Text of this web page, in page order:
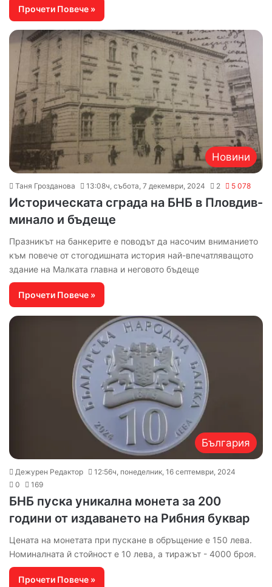
Прочети Повече »
Новини
Таня Грозданова 13:08ч, събота, 7 декември, 2024 2 5 078
Историческата сграда на БНБ в Пловдив-
минало и бъдеще
Празникът на банкерите е поводът да насочим вниманието
към повече от стогодишната история най-впечатляващото
здание на Малката главна и неговото бъдеще
Прочети Повече »
България
Дежурен Редактор
12:56ч, понеделник, 16 септември, 2024
0
169
БНБ пуска уникална монета за 200
години от издаването на Рибния буквар
Цената на монетата при пускане в обръщение е 150 лева.
Номиналната й стойност е 10 лева, а тиражът - 4000 броя.
Прочети Повече »